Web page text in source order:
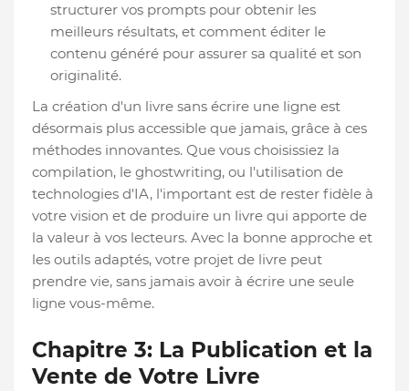
structurer vos prompts pour obtenir les
meilleurs résultats, et comment éditer le
contenu généré pour assurer sa qualité et son
originalité.
La création d'un livre sans écrire une ligne est
désormais plus accessible que jamais, grâce à ces
méthodes innovantes. Que vous choisissiez la
compilation, le ghostwriting, ou l'utilisation de
technologies d'IA, l'important est de rester fidèle à
votre vision et de produire un livre qui apporte de
la valeur à vos lecteurs. Avec la bonne approche et
les outils adaptés, votre projet de livre peut
prendre vie, sans jamais avoir à écrire une seule
ligne vous-même.
Chapitre 3: La Publication et la
Vente de Votre Livre